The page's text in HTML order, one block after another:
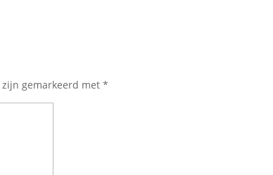
zijn gemarkeerd met*